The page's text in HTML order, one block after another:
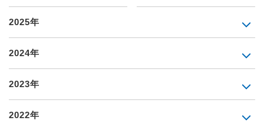
2025年
2024年
2023年
2022年